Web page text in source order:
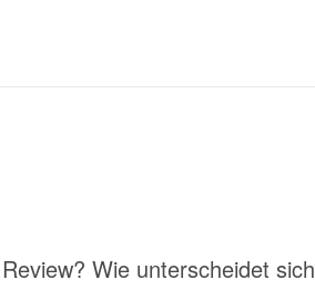
Wie unterscheidet sich